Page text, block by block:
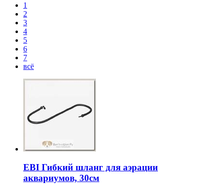
1
2
3
4
5
6
7
всё
EBI Гибкий шланг для аэрации
аквариумов, 30см